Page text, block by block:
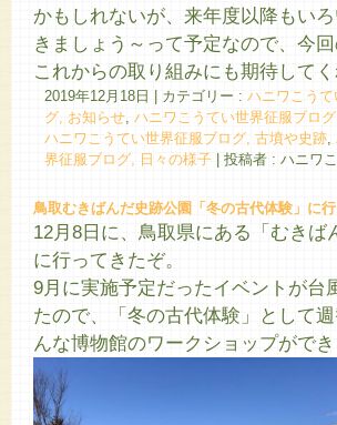
かもしれないが、来年度以降もい
きましょう～って予定なので、今回
これからの取り組みにも期待してく
2019年12月18日 カテゴリー : ハニワこう
グ, お知らせ, ハニワこうてい世界征服ブロ
ハニワこうてい世界征服ブログ, 古墳や史跡,
界征服ブログ, 日々の様子
投稿者 : ハニワ
鳥取むきばんだ史跡公園「冬の古代体験」に
12月8日に、鳥取県にある「むきば
に行ってきたぞ。
9月に実施予定だったイベントが台
たので、「冬の古代体験」として
んな博物館のワークショップができ